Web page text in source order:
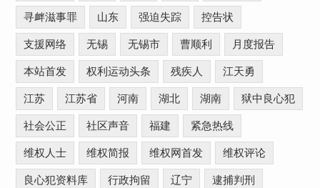
寻衅滋事罪 山东 强迫失踪 控告状
支援网络 无锡 无锡市 曹顺利 月度报告
本站首发 权利运动头条 残疾人 江天勇
江苏 江苏省 河南 湖北 湖南 狱中良心犯
社会公正 社区声音 福建 紧急热线
维权人士 维权简报 维权网首发 维权评论
良心犯资料库 行政拘留 辽宁 逮捕判刑